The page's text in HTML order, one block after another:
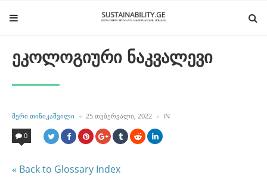
ეკოლოგიური ნაკვალევი
POSTED
BY
ᲛᲔᲠᲘ ᲗᲘᲜᲘᲙᲐᲨᲕᲘᲚᲘ 25 ᲗᲔᲑᲔᲠᲕᲐᲚᲘ, 2022 INPOSTED
0
« Back to Glossary Index